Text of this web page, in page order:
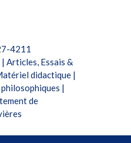
4211
Articles, Essais &
didactique |
|
de